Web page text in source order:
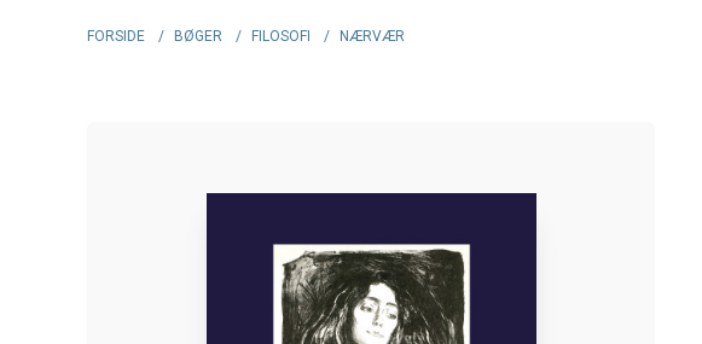
FORSIDE / BØGER / FILOSOFI / NÆRVÆR